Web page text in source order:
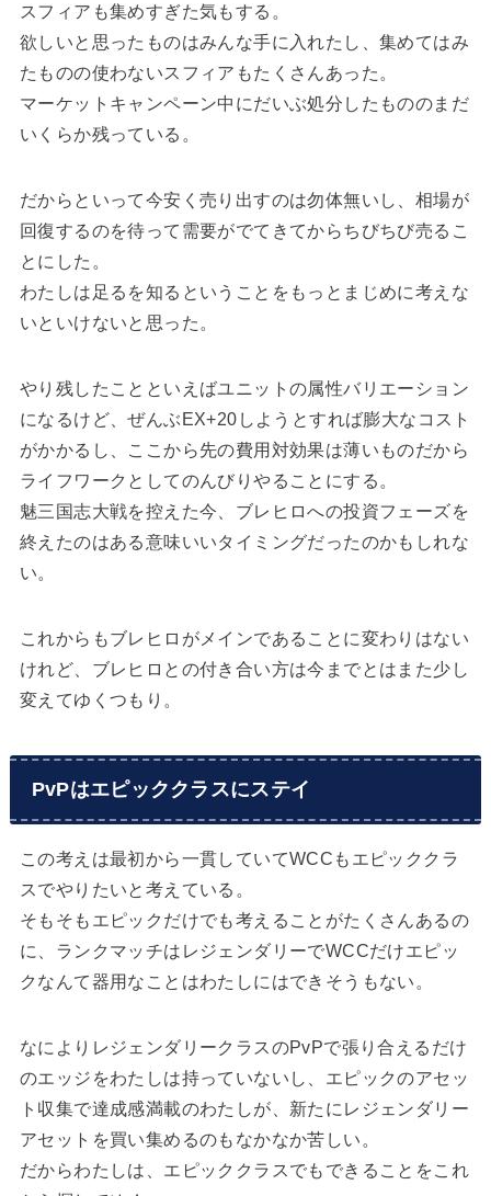
スフィアも集めすぎた気もする。
欲しいと思ったものはみんな手に入れたし、集めてはみ
たものの使わないスフィアもたくさんあった。
マーケットキャンペーン中にだいぶ処分したもののまだ
いくらか残っている。
だからといって今安く売り出すのは勿体無いし、相場が
回復するのを待って需要がでてきてからちびちび売るこ
とにした。
わたしは足るを知るということをもっとまじめに考えな
いといけないと思った。
やり残したことといえばユニットの属性バリエーション
になるけど、ぜんぶEX+20しようとすれば膨大なコスト
がかかるし、ここから先の費用対効果は薄いものだから
ライフワークとしてのんびりやることにする。
魅三国志大戦を控えた今、ブレヒロへの投資フェーズを
終えたのはある意味いいタイミングだったのかもしれな
い。
これからもブレヒロがメインであることに変わりはない
けれど、ブレヒロとの付き合い方は今までとはまた少し
変えてゆくつもり。
PvPはエピッククラスにステイ
この考えは最初から一貫していてWCCもエピッククラ
スでやりたいと考えている。
そもそもエピックだけでも考えることがたくさんあるの
に、ランクマッチはレジェンダリーでWCCだけエピッ
クなんて器用なことはわたしにはできそうもない。
なによりレジェンダリークラスのPvPで張り合えるだけ
のエッジをわたしは持っていないし、エピックのアセッ
ト収集で達成感満載のわたしが、新たにレジェンダリー
アセットを買い集めるのもなかなか苦しい。
だからわたしは、エピッククラスでもできることをこれ